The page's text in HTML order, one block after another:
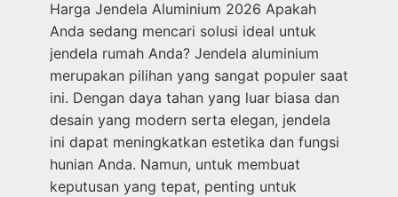
Harga Jendela Aluminium 2026 Apakah
Anda sedang mencari solusi ideal untuk
jendela rumah Anda? Jendela aluminium
merupakan pilihan yang sangat populer saat
ini. Dengan daya tahan yang luar biasa dan
desain yang modern serta elegan, jendela
ini dapat meningkatkan estetika dan fungsi
hunian Anda. Namun, untuk membuat
keputusan yang tepat, penting untuk